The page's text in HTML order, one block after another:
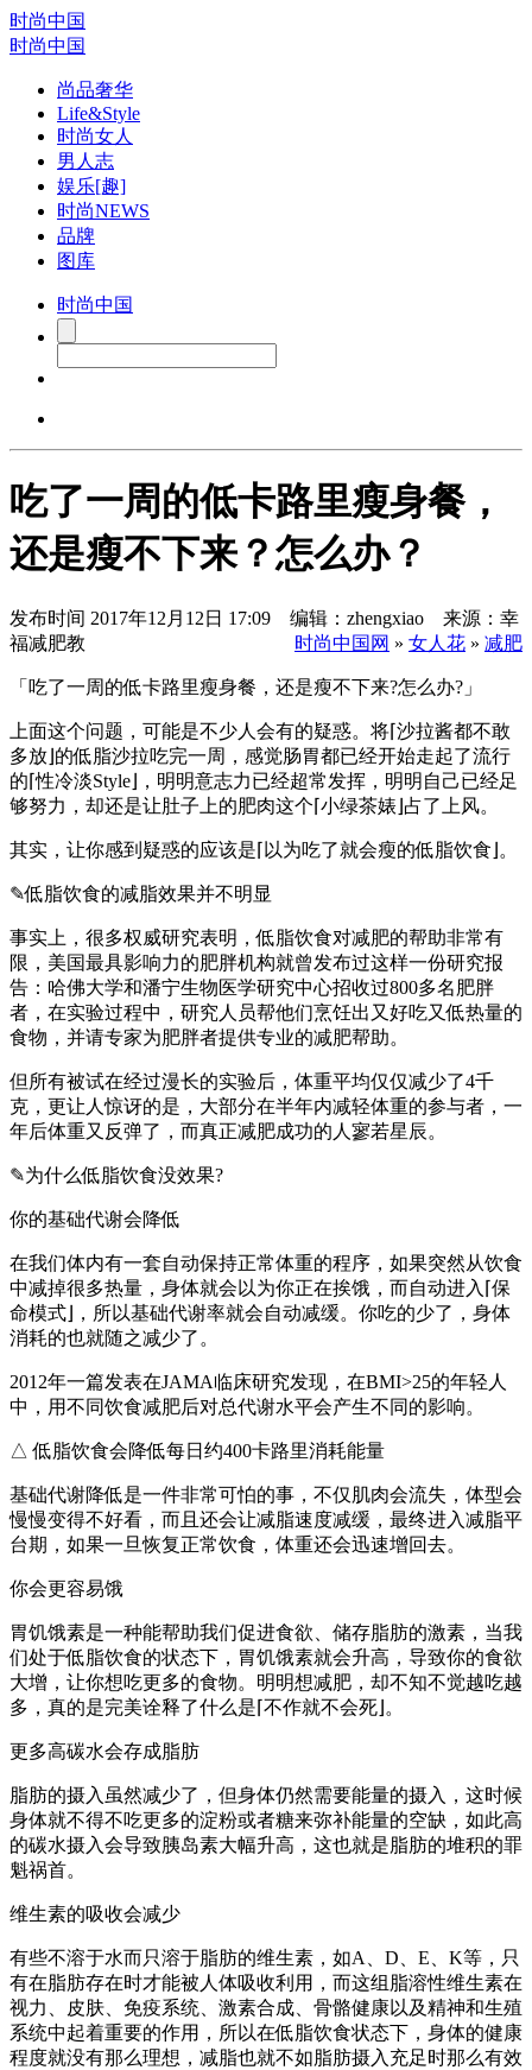
时尚中国
时尚中国
尚品奢华
Life&Style
时尚女人
男人志
娱乐[趣]
时尚NEWS
品牌
图库
时尚中国
吃了一周的低卡路里瘦身餐，
还是瘦不下来？怎么办？
发布时间 2017年12月12日 17:09 编辑：zhengxiao 来源：幸
福减肥教
时尚中国网 » 女人花 » 减肥
「吃了一周的低卡路里瘦身餐，还是瘦不下来?怎么办?」
上面这个问题，可能是不少人会有的疑惑。将⌈沙拉酱都不敢
多放⌋的低脂沙拉吃完一周，感觉肠胃都已经开始走起了流行
的⌈性冷淡Style⌋，明明意志力已经超常发挥，明明自己已经足
够努力，却还是让肚子上的肥肉这个⌈小绿茶婊⌋占了上风。
其实，让你感到疑惑的应该是⌈以为吃了就会瘦的低脂饮食⌋。
✎低脂饮食的减脂效果并不明显
事实上，很多权威研究表明，低脂饮食对减肥的帮助非常有
限，美国最具影响力的肥胖机构就曾发布过这样一份研究报
告：哈佛大学和潘宁生物医学研究中心招收过800多名肥胖
者，在实验过程中，研究人员帮他们烹饪出又好吃又低热量的
食物，并请专家为肥胖者提供专业的减肥帮助。
但所有被试在经过漫长的实验后，体重平均仅仅减少了4千
克，更让人惊讶的是，大部分在半年内减轻体重的参与者，一
年后体重又反弹了，而真正减肥成功的人寥若星辰。
✎为什么低脂饮食没效果?
你的基础代谢会降低
在我们体内有一套自动保持正常体重的程序，如果突然从饮食
中减掉很多热量，身体就会以为你正在挨饿，而自动进入⌈保
命模式⌋，所以基础代谢率就会自动减缓。你吃的少了，身体
消耗的也就随之减少了。
2012年一篇发表在JAMA临床研究发现，在BMI>25的年轻人
中，用不同饮食减肥后对总代谢水平会产生不同的影响。
△ 低脂饮食会降低每日约400卡路里消耗能量
基础代谢降低是一件非常可怕的事，不仅肌肉会流失，体型会
慢慢变得不好看，而且还会让减脂速度减缓，最终进入减脂平
台期，如果一旦恢复正常饮食，体重还会迅速增回去。
你会更容易饿
胃饥饿素是一种能帮助我们促进食欲、储存脂肪的激素，当我
们处于低脂饮食的状态下，胃饥饿素就会升高，导致你的食欲
大增，让你想吃更多的食物。明明想减肥，却不知不觉越吃越
多，真的是完美诠释了什么是⌈不作就不会死⌋。
更多高碳水会存成脂肪
脂肪的摄入虽然减少了，但身体仍然需要能量的摄入，这时候
身体就不得不吃更多的淀粉或者糖来弥补能量的空缺，如此高
的碳水摄入会导致胰岛素大幅升高，这也就是脂肪的堆积的罪
魁祸首。
维生素的吸收会减少
有些不溶于水而只溶于脂肪的维生素，如A、D、E、K等，只
有在脂肪存在时才能被人体吸收利用，而这组脂溶性维生素在
视力、皮肤、免疫系统、激素合成、骨骼健康以及精神和生殖
系统中起着重要的作用，所以在低脂饮食状态下，身体的健康
程度就没有那么理想，减脂也就不如脂肪摄入充足时那么有效